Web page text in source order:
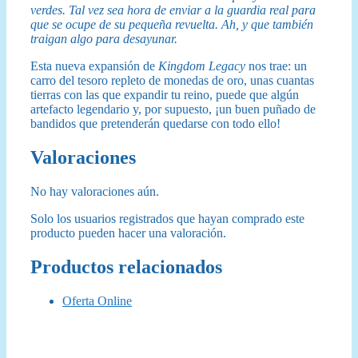
verdes. Tal vez sea hora de enviar a la guardia real para
que se ocupe de su pequeña revuelta. Ah, y que también
traigan algo para desayunar.
Esta nueva expansión de Kingdom Legacy nos trae: un
carro del tesoro repleto de monedas de oro, unas cuantas
tierras con las que expandir tu reino, puede que algún
artefacto legendario y, por supuesto, ¡un buen puñado de
bandidos que pretenderán quedarse con todo ello!
Valoraciones
No hay valoraciones aún.
Solo los usuarios registrados que hayan comprado este
producto pueden hacer una valoración.
Productos relacionados
Oferta Online